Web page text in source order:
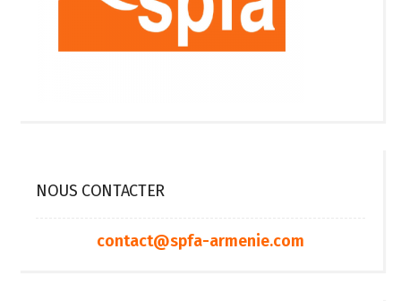
NOUS CONTACTER
contact@spfa-armenie.com